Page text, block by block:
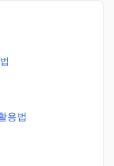
용법